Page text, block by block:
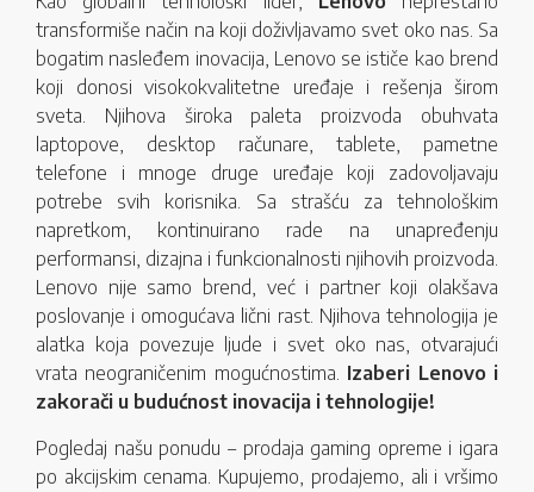
transformiše način na koji doživljavamo svet oko nas. Sa
bogatim nasleđem inovacija, Lenovo se ističe kao brend
koji donosi visokokvalitetne uređaje i rešenja širom
sveta. Njihova široka paleta proizvoda obuhvata
laptopove, desktop računare, tablete, pametne
telefone i mnoge druge uređaje koji zadovoljavaju
potrebe svih korisnika. Sa strašću za tehnološkim
napretkom, kontinuirano rade na unapređenju
performansi, dizajna i funkcionalnosti njihovih proizvoda.
Lenovo nije samo brend, već i partner koji olakšava
poslovanje i omogućava lični rast. Njihova tehnologija je
alatka koja povezuje ljude i svet oko nas, otvarajući
vrata neograničenim mogućnostima. Izaberi Lenovo i
zakorači u budućnost inovacija i tehnologije!
Pogledaj našu ponudu – prodaja gaming opreme i igara
po akcijskim cenama. Kupujemo, prodajemo, ali i vršimo